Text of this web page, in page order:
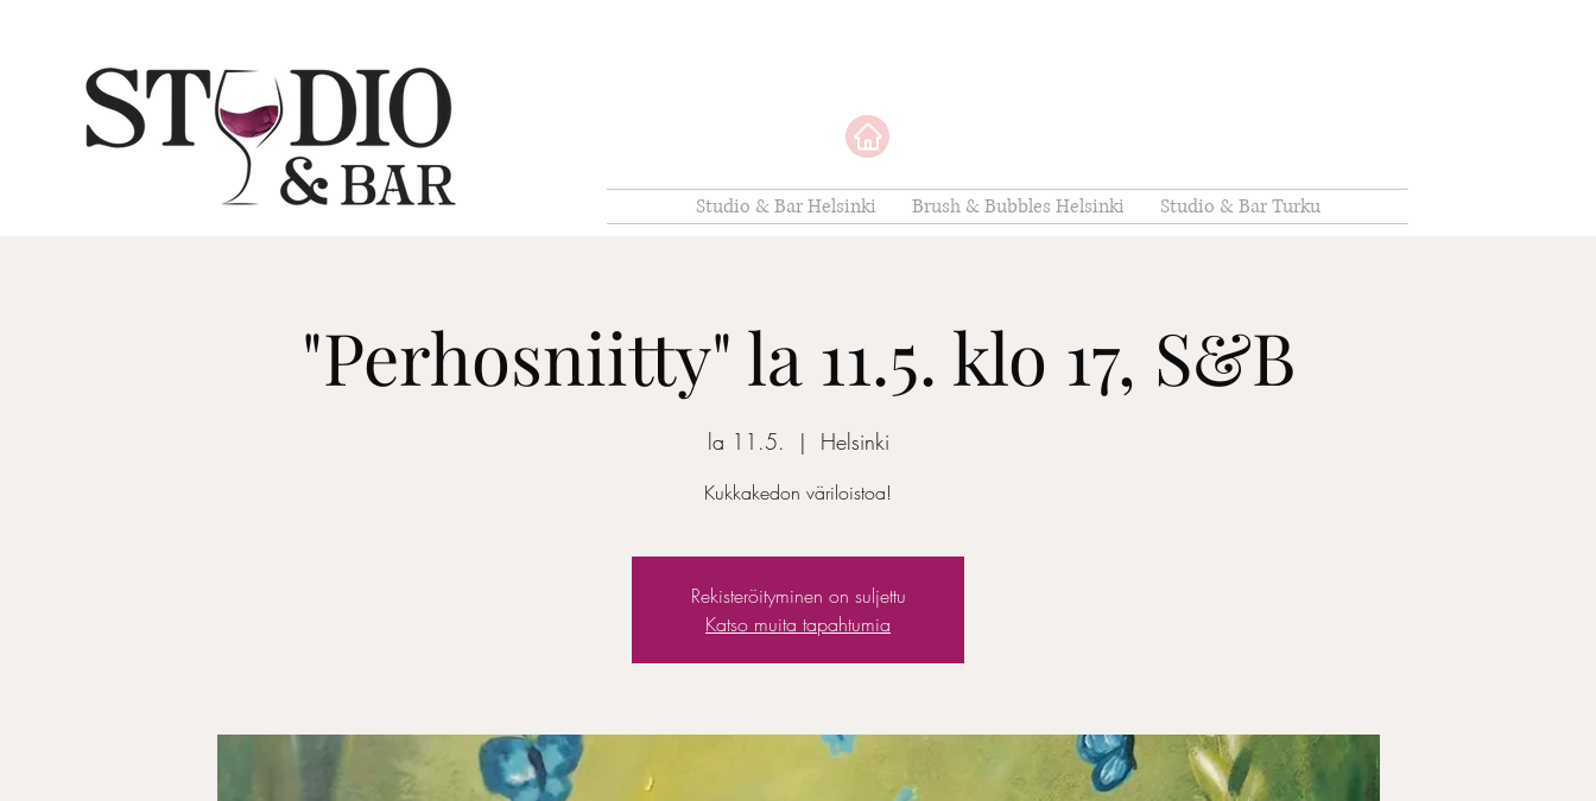
Studio & Bar Helsinki Brush & Bubbles Helsinki Studio & Bar Turku
"Perhosniitty" la 11.5. klo 17, S&B
la 11.5.
  |
Helsinki
Kukkakedon väriloistoa!
Rekisteröityminen on suljettu
Katso muita tapahtumia